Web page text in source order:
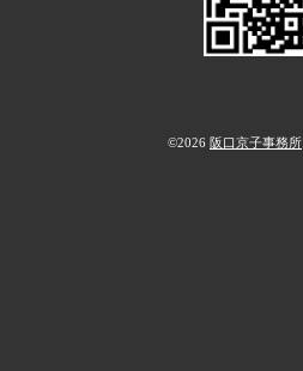
©2026 阪口京子事務所